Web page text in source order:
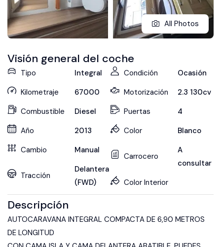
All Photos
Visión general del coche
Tipo
Integral
Kilometraje
67000
Combustible
Diesel
Año
2013
Cambio
Manual
Tracción
Delantera
(FWD)
Condición
Ocasión
Motorización
2.3 130cv
Puertas
4
Color
Blanco
Carrocero
A
consultar
Color Interior
Descripción
AUTOCARAVANA INTEGRAL COMPACTA DE 6,90 METROS
DE LONGITUD